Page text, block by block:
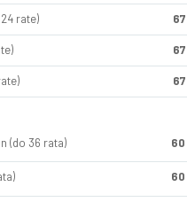
rate) 67
67
67
(do 36 rata) 60
60